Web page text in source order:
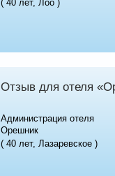
( 40 лет, Лоо )
Отзыв для отеля
Администрация отеля
Орешник
( 40 лет, Лазаревское )